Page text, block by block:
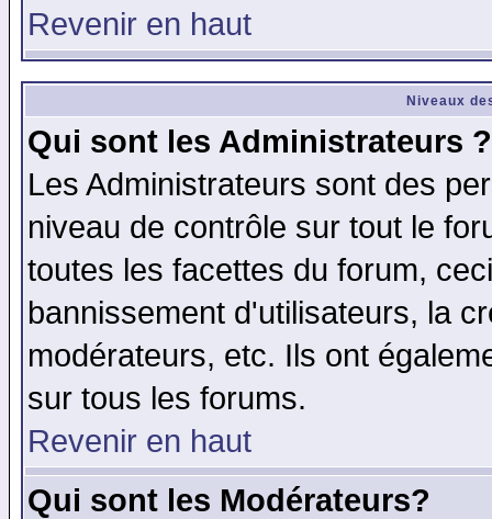
Revenir en haut
Niveaux
Qui sont les Administrateurs ?
Les Administrateurs sont des
niveau de contrôle sur tout le
toutes les facettes du forum,
bannissement d'utilisateurs, la
modérateurs, etc. Ils ont
sur tous les forums.
Revenir en haut
Qui sont les Modérateurs?